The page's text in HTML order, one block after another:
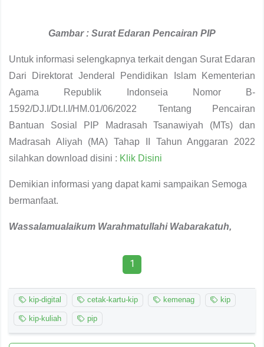
Gambar : Surat Edaran Pencairan PIP
Untuk informasi selengkapnya terkait dengan Surat Edaran
Dari Direktorat Jenderal Pendidikan Islam Kementerian
Agama Republik Indonseia Nomor B-
1592/DJ.I/Dt.I.I/HM.01/06/2022 Tentang Pencairan
Bantuan Sosial PIP Madrasah Tsanawiyah (MTs) dan
Madrasah Aliyah (MA) Tahap II Tahun Anggaran 2022
silahkan download disini : Klik Disini
Demikian informasi yang dapat kami sampaikan Semoga
bermanfaat.
Wassalamualaikum Warahmatullahi Wabarakatuh,
1
kip-digital cetak-kartu-kip kemenag kip
kip-kuliah pip